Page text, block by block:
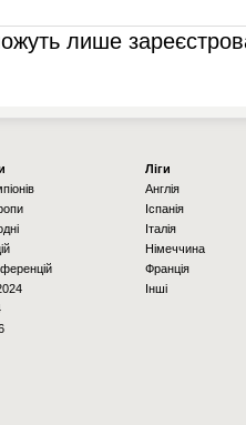
лише
Ліги
Англія
Іспанія
Італія
Німеччина
Франція
Інші